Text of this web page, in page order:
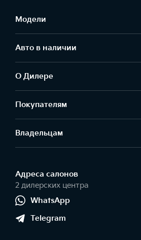
Модели
Авто в наличии
О Дилере
Покупателям
Владельцам
Адреса салонов
2 дилерских центра
WhatsApp
Telegram